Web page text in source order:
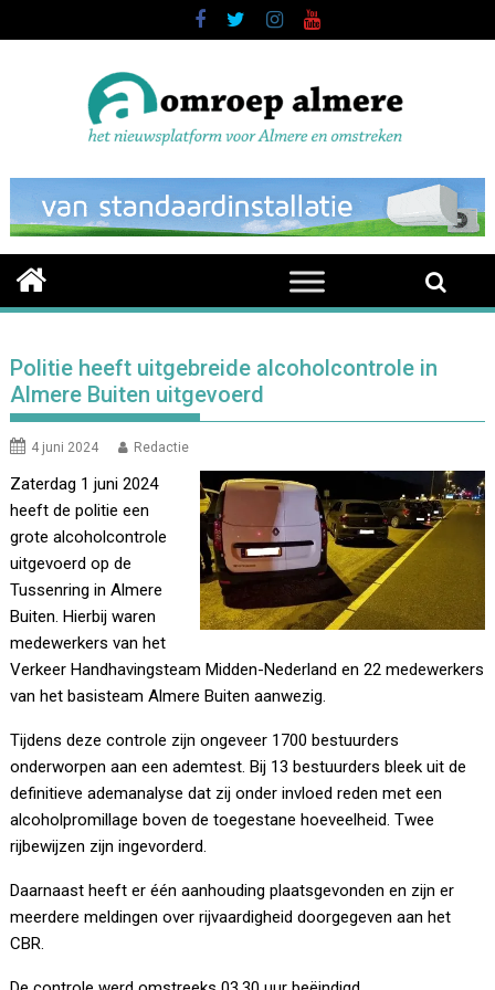
to
Politie heeft uitgebreide alcoholcontrole in
Almere Buiten uitgevoerd
4 juni 2024 Redactie
Zaterdag 1 juni 2024
heeft de politie een
grote alcoholcontrole
uitgevoerd op de
Tussenring in Almere
Buiten. Hierbij waren
medewerkers van het
Verkeer Handhavingsteam Midden-Nederland en 22 medewerkers
van het basisteam Almere Buiten aanwezig.
Tijdens deze controle zijn ongeveer 1700 bestuurders
onderworpen aan een ademtest. Bij 13 bestuurders bleek uit de
definitieve ademanalyse dat zij onder invloed reden met een
alcoholpromillage boven de toegestanehoeveelheid. Twee
rijbewijzen zijn ingevorderd.
Daarnaast heeft er één aanhouding plaatsgevonden en zijn er
meerdere meldingen over rijvaardigheid doorgegeven aan het
CBR.